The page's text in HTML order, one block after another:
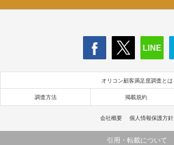
オリコン顧客満足度調査とは
調査方法 掲載規約
会社概要 個人情報保護方針
引用・転載について